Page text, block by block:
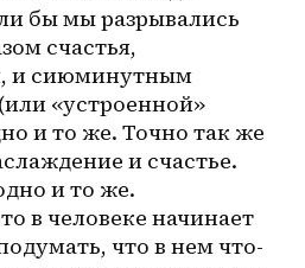
бы мы разрывались
счастья,
и сиюминутным
«устроенной»
и то же. Точно так же
и счастье.
и то же.
в человеке начинает
что в нем что-